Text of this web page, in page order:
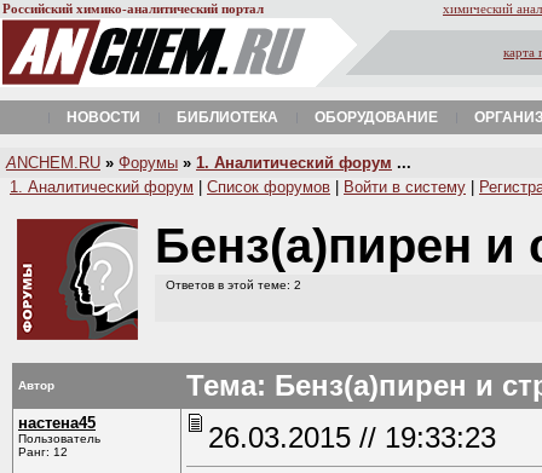
Российский химико-аналитический портал химический
карта
НОВОСТИ БИБЛИОТЕКА ОБОРУДОВАНИЕ
A NCHEM.RU » Форумы » 1. Аналитический форум ...
1. Аналитический форум
Список форумов Войти в систему
Бенз(а)пирен и
Ответов в этой теме: 2
Автор Тема: Бенз(а)пирен и
настена45
Пользователь
Ранг: 12
26.03.2015 // 19:33:23